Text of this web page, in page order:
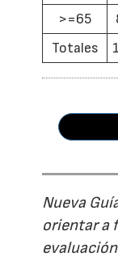
>=65
Totales
Nueva
orientar a